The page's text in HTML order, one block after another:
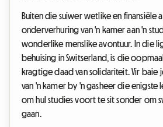
Buiten die suiwer wetlike en finansiële
onderverhuring van 'n kamer aan 'n
wonderlike menslike avontuur. In die
behuising in Switserland, is die
kragtige daad van solidariteit. Vir baie
van 'n kamer by 'n gasheer die enigste
om hul studies voort te sit sonder om
gaan.